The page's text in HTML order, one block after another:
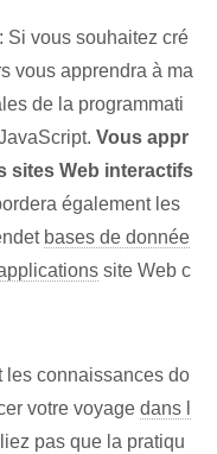
Si vous souhaitez cré
vous apprendra à ma
de la programmati
Vous appr
sites Web interactifs
également les
bases de donnée
‌site Web c
les connaissances do
votre voyage dans l
pas que la pratiqu